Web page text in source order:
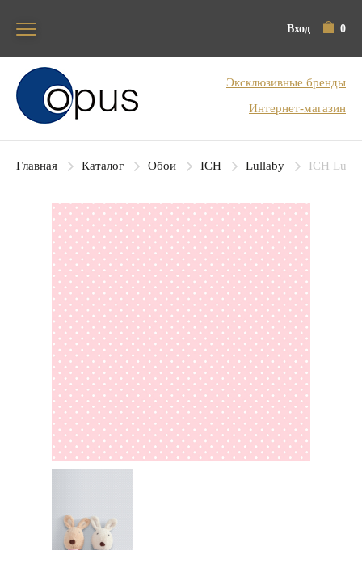
Вход 0
Блок поиска
Эксклюзивные бренды
Интернет-магазин
Главная Каталог Обои ICH Lullaby ICH